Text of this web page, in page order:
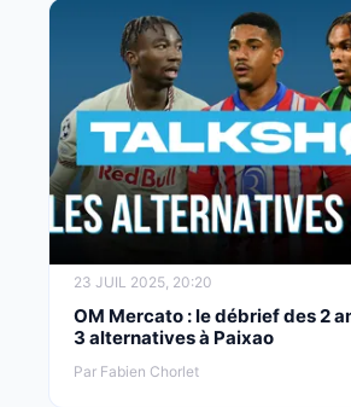
23 JUIL 2025, 20:20
OM Mercato : le débrief des 2
3 alternatives à Paixao
Par Fabien Chorlet